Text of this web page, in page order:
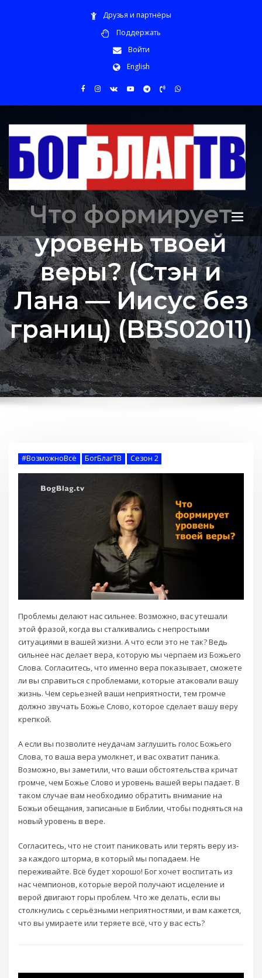
Друзья и партнёры
Поддержать
Войти
English
Что формирует
уровень твоей
веры? (Стэн и
Лана — Иисус без
границ) (BBS02011)
#ВозможноВсё БогБлагТВ Сезон 2
Проблемы делают нас сильнее. Возможно, вас утешали
этой фразой, когда вы сталкивались с непростыми
ситуациями в вашей жизни. А что если это не так? Ведь
сильнее нас делает вера, которую мы черпаем из Божьего
Слова. Согласитесь, что именно вера показывает, сможете
ли вы справиться с проблемами, которые атаковали вашу
жизнь. Чем серьезней ваши неприятности, тем громче
должно звучать Божье Слово, которое сделает вашу веру
крепкой.
А если вы позволите неудачам заглушить голос Божьего
Слова, то ваша вера умолкнет, и вас охватит паника.
Возможно, вы заметили, что ваши обстоятельства кричат
громче, чем Божье Слово и уровень вашей веры падает. В
таком случае вам необходимо обратить внимание на
Божьи обещания, записаные в Библии, чтобы подняться на
новый уровень в вере.
Согласитесь, что не стоит паниковать или терять веру из-
за каждого шторма, в который мы попадаем. Не
переживайте. Всё будет хорошо! Бог хочет воспитать из
нас чемпионов, которые верой получают исцеление и
верой двигают горы проблем. Что же делать, если вы
столкнулись с серьёзными неприятностями, и вам кажется,
что вы умираете или теряете всё, что у вас есть?